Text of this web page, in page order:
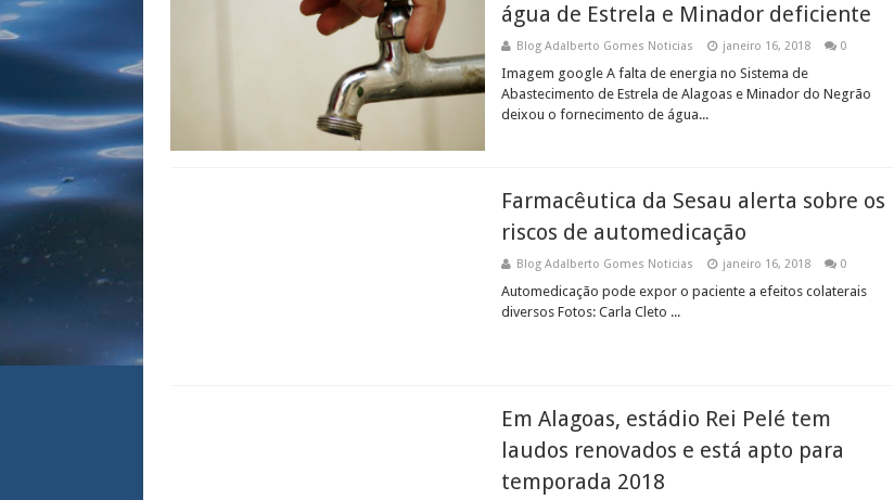
água de Estrela e Minador deficiente
Blog Adalberto Gomes Noticias janeiro 16, 2018 0
Imagem google A falta de energia no Sistema de
Abastecimento de Estrela de Alagoas e Minador do Negrão
deixou o fornecimento de água...
Farmacêutica da Sesau alerta sobre os
riscos de automedicação
Blog Adalberto Gomes Noticias janeiro 16, 2018 0
Automedicação pode expor o paciente a efeitos colaterais
diversos Fotos: Carla Cleto ...
Em Alagoas, estádio Rei Pelé tem
laudos renovados e está apto para
temporada 2018